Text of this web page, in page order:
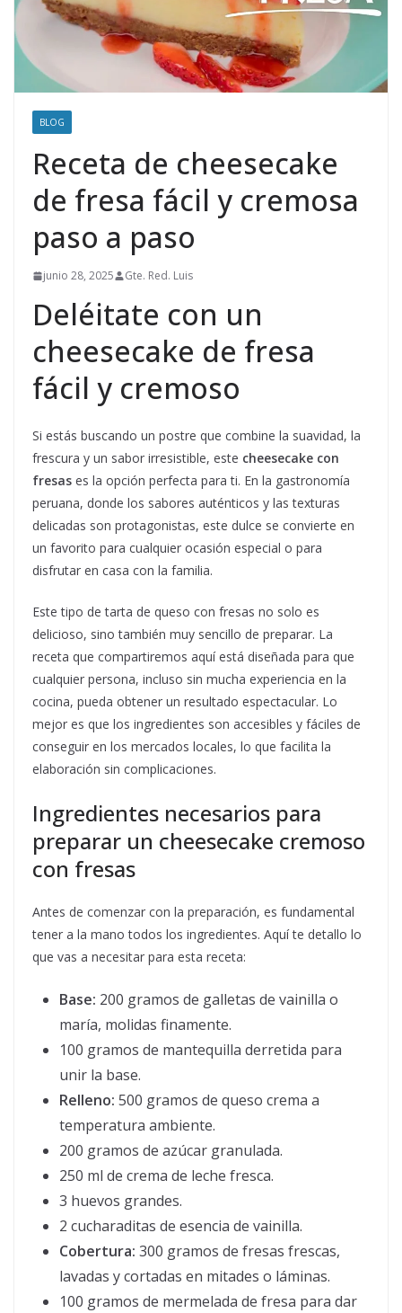
BLOG
Receta de cheesecake
de fresa fácil y cremosa
paso a paso
junio 28, 2025 Gte. Red. Luis
Deléitate con un
cheesecake de fresa
fácil y cremoso
Si estás buscando un postre que combine la suavidad, la
frescura y un sabor irresistible, este cheesecake con
fresas es la opción perfecta para ti. En la gastronomía
peruana, donde los sabores auténticos y las texturas
delicadas son protagonistas, este dulce se convierte en
un favorito para cualquier ocasión especial o para
disfrutar en casa con la familia.
Este tipo de tarta de queso con fresas no solo es
delicioso, sino también muy sencillo de preparar. La
receta que compartiremos aquí está diseñada para que
cualquier persona, incluso sin mucha experiencia en la
cocina, pueda obtener un resultado espectacular. Lo
mejor es que los ingredientes son accesibles y fáciles de
conseguir en los mercados locales, lo que facilita la
elaboración sin complicaciones.
Ingredientes necesarios para
preparar un cheesecake cremoso
con fresas
Antes de comenzar con la preparación, es fundamental
tener a la mano todos los ingredientes. Aquí te detallo lo
que vas a necesitar para esta receta:
Base: 200 gramos de galletas de vainilla o
maría, molidas finamente.
100 gramos de mantequilla derretida para
unir la base.
Relleno: 500 gramos de queso crema a
temperatura ambiente.
200 gramos de azúcar granulada.
250 ml de crema de leche fresca.
3 huevos grandes.
2 cucharaditas de esencia de vainilla.
Cobertura: 300 gramos de fresas frescas,
lavadas y cortadas en mitades o láminas.
100 gramos de mermelada de fresa para dar